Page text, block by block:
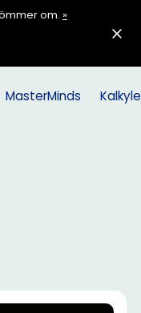
om. »
MasterMinds